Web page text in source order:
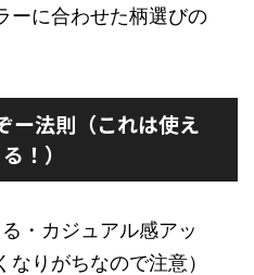
ーに合わせた柄選びの
ー法則（これは使え
る！）
・カジュアル感アッ
りがちなので注意）